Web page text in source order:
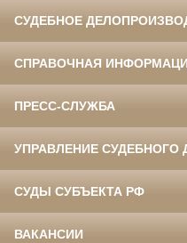
СУДЕБНОЕ
СПРАВОЧНАЯ
ПРЕСС-СЛУЖБА
УПРАВЛЕНИЕ СУДЕБНОГО
СУДЫ СУБЪЕКТА РФ
ВАКАНСИИ